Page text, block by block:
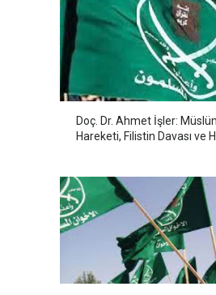
Doç. Dr. Ahmet İşler:
Hareketi, Filistin Davası ve